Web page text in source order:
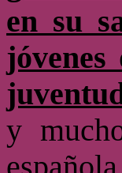
en su
y